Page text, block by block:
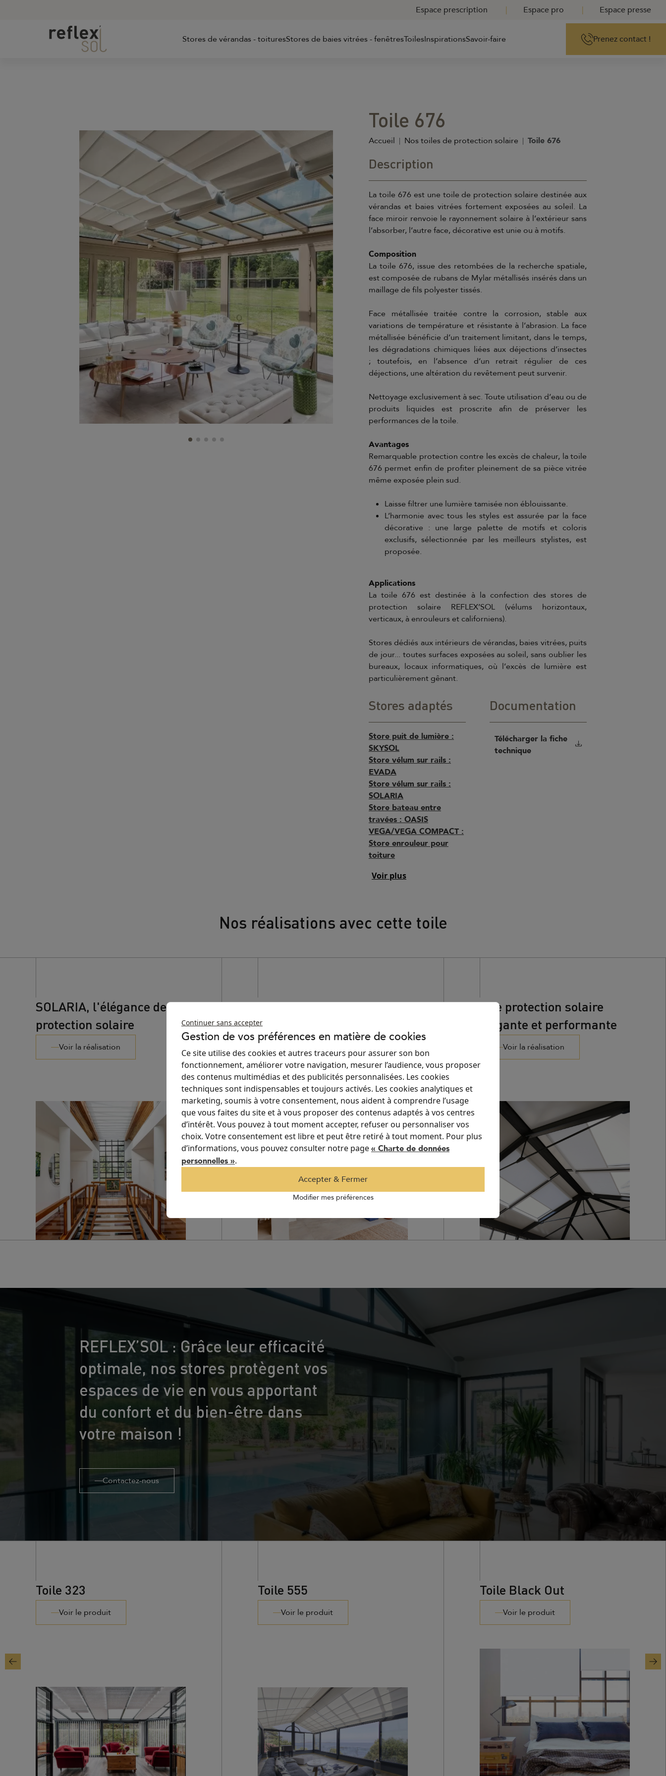
Espace prescription Espace pro Espace presse
Stores de vérandas - toituresStores de baies vitrées - fenêtresToilesInspirationsSavoir-faire Prenez contact !
Toile 676
Accueil Nos toiles de protection solaire Toile 676
Description
La toile 676 est une toile de protection solaire destinée aux
vérandas et baies vitrées fortement exposées au soleil. La
face miroir renvoie le rayonnement solaire à l’extérieur sans
l’absorber, l’autre face, décorative est unie ou à motifs.
Composition
La toile 676, issue des retombées de la recherche spatiale,
est composée de rubans de Mylar métallisés insérés dans un
maillage de fils polyester tissés.
Face métallisée traitée contre la corrosion, stable aux
variations de température et résistante à l’abrasion. La face
métallisée bénéficie d’un traitement limitant, dans le temps,
les dégradations chimiques liées aux déjections d’insectes
; toutefois, en l’absence d’un retrait régulier de ces
déjections, une altération du revêtement peut survenir.
Nettoyage exclusivement à sec. Toute utilisation d’eau ou de
produits liquides est proscrite afin de préserver les
performances de la toile.
Avantages
Remarquable protection contre les excès de chaleur, la toile
676 permet enfin de profiter pleinement de sa pièce vitrée
même exposée plein sud.
Laisse filtrer une lumière tamisée non éblouissante.
L’harmonie avec tous les styles est assurée par la face
décorative : une large palette de motifs et coloris
exclusifs, sélectionnée par les meilleurs stylistes, est
proposée.
Applications
La toile 676 est destinée à la confection des stores de
protection solaire REFLEX’SOL (vélums horizontaux,
verticaux, à enrouleurs et californiens).
Stores dédiés aux intérieurs de vérandas, baies vitrées, puits
de jour... toutes surfaces exposées au soleil, sans oublier les
bureaux, locaux informatiques, où l’excès de lumière est
particulièrement gênant.
Stores adaptés
Store puit de lumière :
SKYSOL
Store vélum sur rails :
EVADA
Store vélum sur rails :
SOLARIA
Store bateau entre
travées : OASIS
VEGA/VEGA COMPACT :
Store enrouleur pour
toiture
Voir plus
Documentation
Télécharger la fiche
technique
Nos réalisations avec cette toile
SOLARIA, l'élégance de la
protection solaire
Voir la réalisation
EVADA, un store anti-
chaleur moderne et
élégant
Voir la réalisation
Une protection solaire
élégante et performante
Voir la réalisation
REFLEX’SOL : Grâce leur efficacité
optimale, nos stores protègent vos
espaces de vie en vous apportant
du confort et du bien-être dans
votre maison !
Contactez-nous
Toile 323
Voir le produit
Toile 555
Voir le produit
Toile Black Out
Voir le produit
Continuer sans accepter
Gestion de vos préférences en matière de cookies
Ce site utilise des cookies et autres traceurs pour assurer son bon
fonctionnement, améliorer votre navigation, mesurer l’audience, vous proposer
des contenus multimédias et des publicités personnalisées. Les cookies
techniques sont indispensables et toujours activés. Les cookies analytiques et
marketing, soumis à votre consentement, nous aident à comprendre l’usage
que vous faites du site et à vous proposer des contenus adaptés à vos centres
d’intérêt. Vous pouvez à tout moment accepter, refuser ou personnaliser vos
choix. Votre consentement est libre et peut être retiré à tout moment. Pour plus
d’informations, vous pouvez consulter notre page« Charte de données
personnelles ».
Accepter & Fermer
Modifier mes préférences